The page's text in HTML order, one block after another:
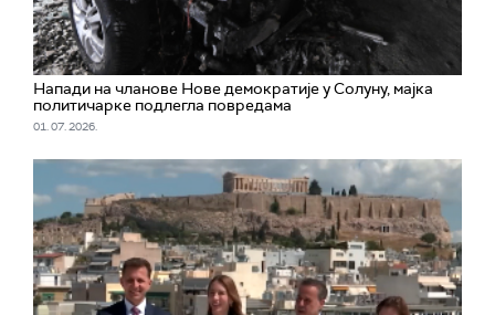
Напади на чланове Нове демократије у Солуну, мајка
политичарке подлегла повредама
01. 07. 2026.